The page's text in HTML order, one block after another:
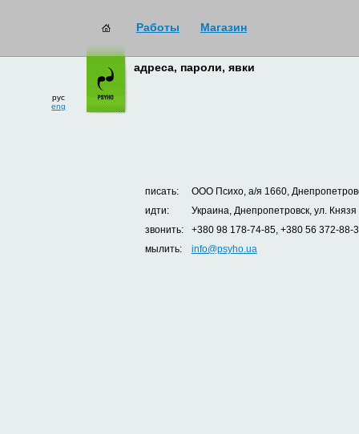
Работы Магазин
рус
eng
адреса, пароли, явки
писать:
ООО Психо, а/я 1660,
идти:
Украина, Днепропетровск, ул.
звонить:
+380 98 178-74-85, +380 56 372-88-
мылить:
info@psyho.ua